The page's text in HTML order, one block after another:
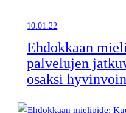
10.01.22
Ehdokkaan
palvelujen
osaksi